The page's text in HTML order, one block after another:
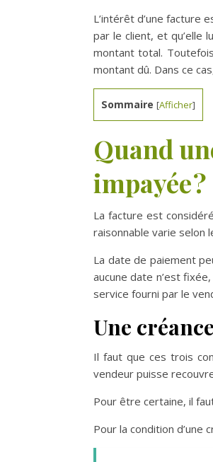
L’intérêt d’une facture
par le client, et qu’elle
montant total.
montant dû. Dans ce
Sommaire [Afficher]
Quand
impayée ?
La facture est
raisonnable varie selon
La date de paiement
aucune date n’est
service fourni par le
Une
Il faut que ces trois
vendeur puisse
Pour être certaine, il
Pour la condition d’une